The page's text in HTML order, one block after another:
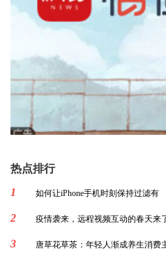
热点排行
1
如何让iPhone手机时刻保持过滤有
2 疫情袭来，远程视频互动的春天来
3 唐草花草茶：年轻人渐成养生消费